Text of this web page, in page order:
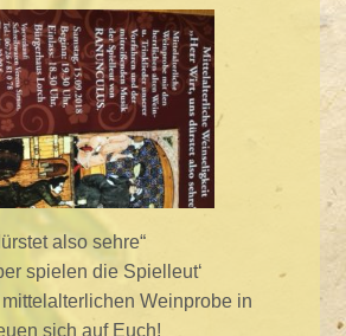
also sehre“
spielen die Spielleut‘
Weinprobe in
sich auf Euch!